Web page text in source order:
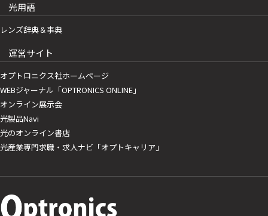
光用語
レンズ辞典＆事典
運営サイト
オプトロニクス社ホームページ
WEBジャーナル「OPTRONICS ONLINE」
オンライン展示会
光製品Navi
光のオンライン書店
光産業専門求職・求人ナビ「オプトキャリア」